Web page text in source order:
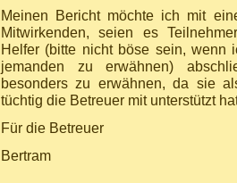
Meinen Bericht möchte ich mit
Mitwirkenden, seien es
Helfer (bitte nicht böse sein, wenn
jemanden zu erwähnen)
besonders zu erwähnen, da sie
tüchtig die Betreuer mit unterstützt
Für die Betreuer
Bertram